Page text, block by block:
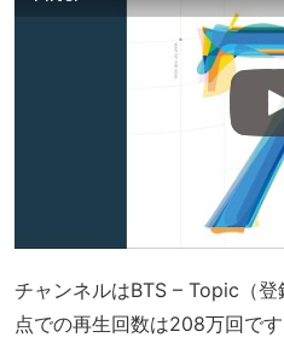
チャンネルはBTS – Topic（
点での再生回数は208万回で